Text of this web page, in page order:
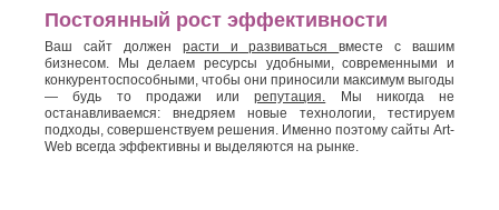
Постоянный рост эффективности
Ваш сайт должен расти и развиватьсявместе с вашим
бизнесом. Мы делаем ресурсы удобными, современными и
конкурентоспособными, чтобы они приносили максимум выгоды
— будь то продажи илирепутация. Мы никогда не
останавливаемся: внедряем новые технологии, тестируем
подходы, совершенствуем решения. Именно поэтому сайты Art-
Web всегда эффективны и выделяются на рынке.